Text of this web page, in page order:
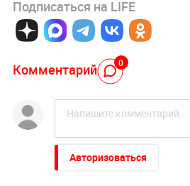
Подписаться на LIFE
Комментарий 0
Авторизоваться